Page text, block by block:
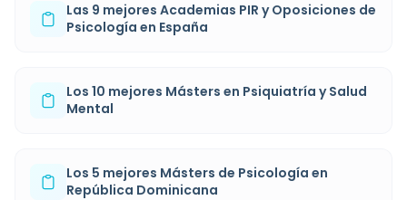
Las 9 mejores Academias PIR y Oposiciones de
Psicología en España
Los 10 mejores Másters en Psiquiatría y Salud
Mental
Los 5 mejores Másters de Psicología en
República Dominicana